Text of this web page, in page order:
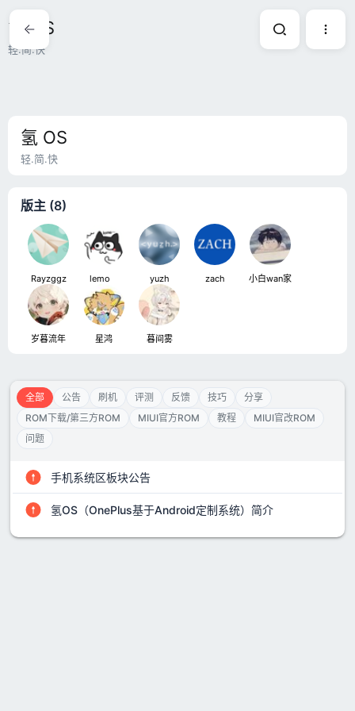
氢 OS
轻.简.快
氢 OS
轻.简.快
版主 (8)
Rayzggz lemoㅤ yuzh zach 小白wan家
岁暮流年 星鸿 暮间雾
全部 公告 刷机 评测 反馈 技巧
分享
ROM下载/第三方ROM
MIUI官方ROM 教程
MIUI官改ROM
问题
手机系统区板块公告
氢OS（OnePlus基于Android定制系统）简介